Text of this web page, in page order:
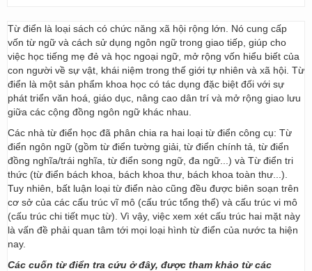
Từ điển là loại sách có chức năng xã hội rộng lớn. Nó cung cấp
vốn từ ngữ và cách sử dụng ngôn ngữ trong giao tiếp, giúp cho
việc học tiếng mẹ đẻ và học ngoại ngữ, mở rộng vốn hiểu biết của
con người về sự vật, khái niệm trong thế giới tự nhiên và xã hội. Từ
điển là một sản phẩm khoa học có tác dụng đặc biệt đối với sự
phát triển văn hoá, giáo dục, nâng cao dân trí và mở rộng giao lưu
giữa các cộng đồng ngôn ngữ khác nhau.
Các nhà từ điển học đã phân chia ra hai loại từ điển công cụ: Từ
điển ngôn ngữ (gồm từ điển tường giải, từ điển chính tả, từ điển
đồng nghĩa/trái nghĩa, từ điển song ngữ, đa ngữ...) và Từ điển tri
thức (từ điển bách khoa, bách khoa thư, bách khoa toàn thư...).
Tuy nhiên, bất luận loại từ điển nào cũng đều được biên soạn trên
cơ sở của các cấu trúc vĩ mô (cấu trúc tổng thể) và cấu trúc vi mô
(cấu trúc chi tiết mục từ). Vì vậy, việc xem xét cấu trúc hai mặt này
là vấn đề phải quan tâm tới mọi loại hình từ điển của nước ta hiện
nay.
Các cuốn từ điển tra cứu ở đây, được tham khảo từ các